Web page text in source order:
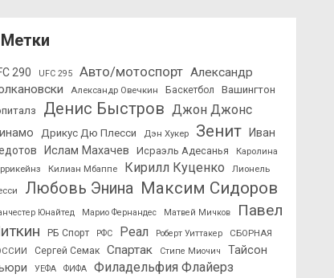
Метки
290 UFC 295 Авто/мотоспорт Александр
Александр Овечкин Баскетбол
Вашингтон
Денис Быстров Джон Джонс
Дрикус Дю Плесси Дэн Хукер Зенит
Иван
Ислам Махачев Исраэль Адесанья
Каролина
Килиан Мбаппе Кирилл Куценко
Лионель
Любовь Энина Максим Сидоров
Юнайтед Марио Фернандес Матвей Мичков
Павел
РБ Спорт РФС Реал Роберт Уиттакер
СБОРНАЯ
Сергей Семак Спартак Стипе Миочич
Тайсон
УЕФА ФИФА Филадельфия Флайерз